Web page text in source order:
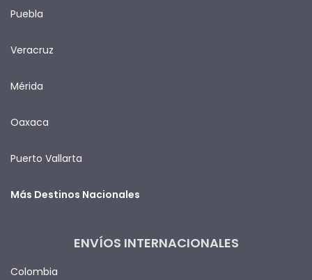
Puebla
Veracruz
Mérida
Oaxaca
Puerto Vallarta
Más Destinos Nacionales
ENVÍOS INTERNACIONALES
Colombia